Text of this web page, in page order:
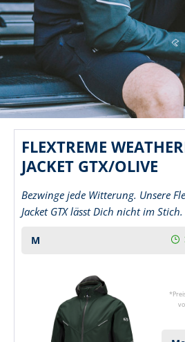
FLEXTREME
JACKET GTX/OLIVE
Bezwinge jede Witterung. Unsere
Jacket GTX lässt Dich nicht im Stich.